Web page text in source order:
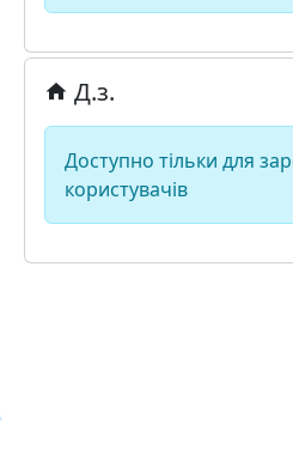
Д.з.
Доступно тільки для
користувачів